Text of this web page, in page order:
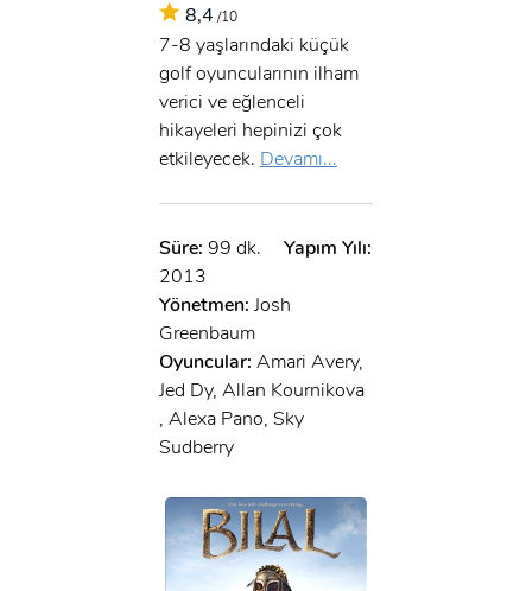
8,4 /10
7-8 yaşlarındaki küçük
golf oyuncularının ilham
verici ve eğlenceli
hikayeleri hepinizi çok
etkileyecek. Devamı...
Süre: 99 dk.
Yapım Yılı:
2013
Yönetmen: Josh
Greenbaum
Oyuncular: Amari Avery,
Jed Dy, Allan Kournikova
, Alexa Pano, Sky
Sudberry